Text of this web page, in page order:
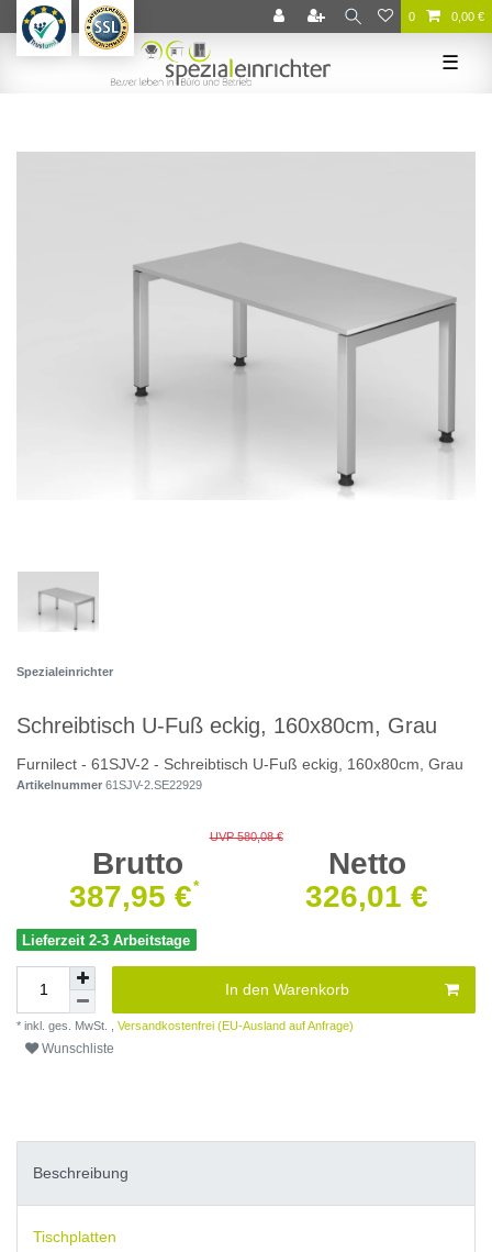
0 0,00 €
☰
Spezialeinrichter
Schreibtisch U-Fuß eckig, 160x80cm, Grau
Furnilect - 61SJV-2 - Schreibtisch U-Fuß eckig, 160x80cm, Grau
Artikelnummer 61SJV-2.SE22929
UVP 580,08 €
Brutto
Netto
387,95 €
* 326,01 €
Lieferzeit 2-3 Arbeitstage
In den Warenkorb
* inkl. ges. MwSt. , Versandkostenfrei (EU-Ausland auf Anfrage)
Wunschliste
Beschreibung
Tischplatten